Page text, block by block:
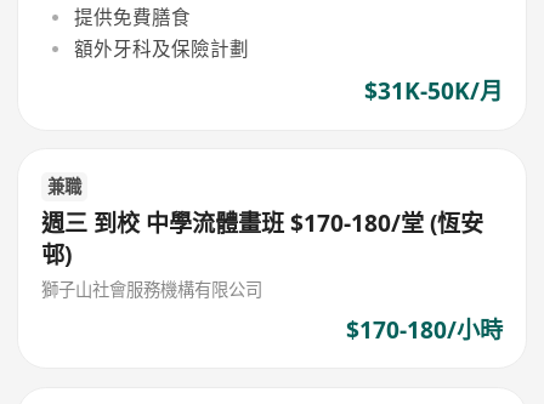
提供免費膳食
額外牙科及保險計劃
$31K-50K/月
兼職
週三 到校 中學流體畫班 $170-180/堂 (恆安
邨)
獅子山社會服務機構有限公司
$170-180/小時